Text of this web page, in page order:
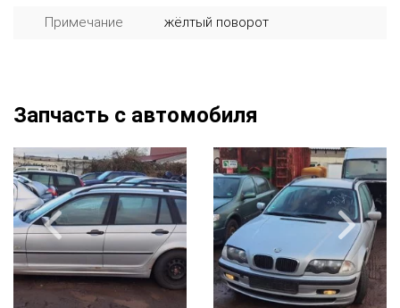
Примечание жёлтый поворот
Запчасть с автомобиля